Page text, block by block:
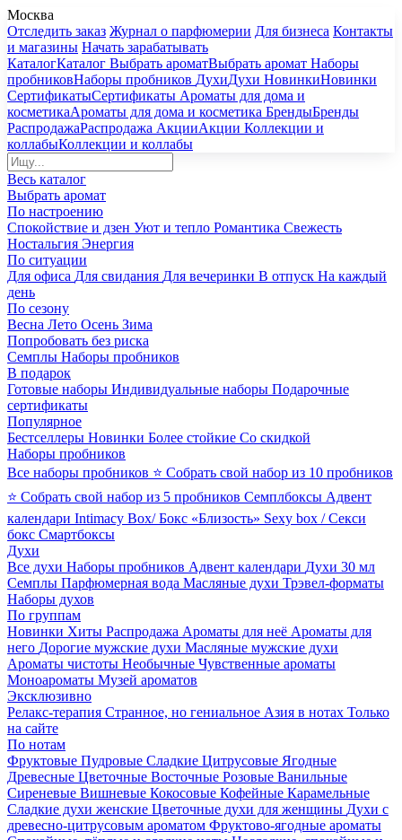
Москва
Отследить заказ Журнал о парфюмерии Для бизнеса Контакты
и магазины Начать зарабатывать
КаталогКаталог Выбрать ароматВыбрать аромат Наборы
пробниковНаборы пробников ДухиДухи НовинкиНовинки
СертификатыСертификаты Ароматы для дома и
косметикаАроматы для дома и косметика БрендыБренды
РаспродажаРаспродажа АкцииАкции Коллекции и
коллабыКоллекции и коллабы
Весь каталог
Выбрать аромат
По настроению
Спокойствие и дзен Уют и тепло Романтика Свежесть
Ностальгия Энергия
По ситуации
Для офиса Для свидания Для вечеринки В отпуск На каждый
день
По сезону
Весна Лето Осень Зима
Попробовать без риска
Семплы Наборы пробников
В подарок
Готовые наборы Индивидуальные наборы Подарочные
сертификаты
Популярное
Бестселлеры Новинки Более стойкие Со скидкой
Наборы пробников
Все наборы пробников ⭐ Собрать свой набор из 10 пробников
⭐ Собрать свой набор из 5 пробников Семплбоксы Адвент
календари Intimacy Box/ Бокс «Близость» Sexy box / Секси
бокс Смартбоксы
Духи
Все духи Наборы пробников Адвент календари Духи 30 мл
Семплы Парфюмерная вода Масляные духи Трэвел-форматы
Наборы духов
По группам
Новинки Хиты Распродажа Ароматы для неё Ароматы для
него Дорогие мужские духи Масляные мужские духи
Ароматы чистоты Необычные Чувственные ароматы
Моноароматы Музей ароматов
Эксклюзивно
Релакс-терапия Странное, но гениальное Азия в нотах Только
на сайте
По нотам
Фруктовые Пудровые Сладкие Цитрусовые Ягодные
Древесные Цветочные Восточные Розовые Ванильные
Сиреневые Вишневые Кокосовые Кофейные Карамельные
Сладкие духи женские Цветочные духи для женщины Духи с
древесно-цитрусовым ароматом Фруктово-ягодные ароматы